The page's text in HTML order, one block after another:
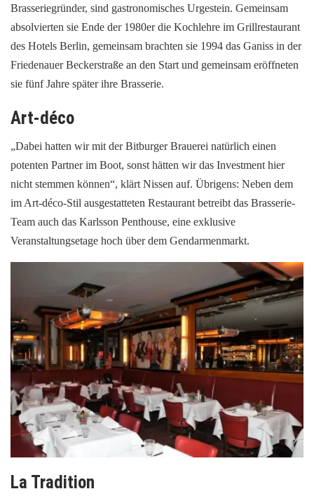
Brasseriegründer, sind gastronomisches Urgestein. Gemeinsam
absolvierten sie Ende der 1980er die Kochlehre im Grillrestaurant
des Hotels Berlin, gemeinsam brachten sie 1994 das Ganiss in der
Friedenauer Beckerstraße an den Start und gemeinsam eröffneten
sie fünf Jahre später ihre Brasserie.
Art-déco
„Dabei hatten wir mit der Bitburger Brauerei natürlich einen
potenten Partner im Boot, sonst hätten wir das Investment hier
nicht stemmen können“, klärt Nissen auf. Übrigens: Neben dem
im Art-déco-Stil ausgestatteten Restaurant betreibt das Brasserie-
Team auch das Karlsson Penthouse, eine exklusive
Veranstaltungsetage hoch über dem Gendarmenmarkt.
La Tradition